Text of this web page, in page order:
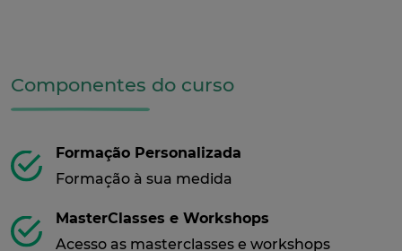
Componentes do curso
Formação Personalizada
Formação à sua medida
MasterClasses e Workshops
Acesso as masterclasses e workshops